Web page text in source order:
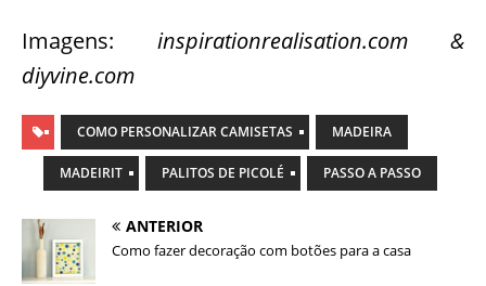
Imagens: inspirationrealisation.com &
diyvine.com
COMO PERSONALIZAR CAMISETAS MADEIRA
MADEIRIT PALITOS DE PICOLÉ PASSO A PASSO
ANTERIOR
Como fazer decoração com botões para a casa